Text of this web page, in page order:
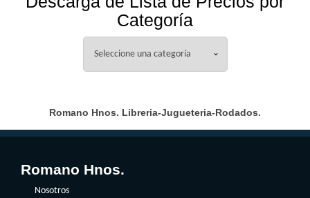
Categoría
Romano Hnos. Libreria-Jugueteria-Rodados.
Romano Hnos.
Nosotros